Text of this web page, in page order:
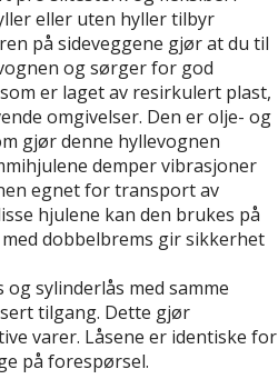
eller uten hyller tilbyr
på sideveggene gjør at du til
og sørger for god
er laget av resirkulert plast,
omgivelser. Den er olje- og
gjør denne hyllevognen
demper vibrasjoner
egnet for transport av
hjulene kan den brukes på
dobbelbrems gir sikkerhet
sylinderlås med samme
tilgang. Dette gjør
varer. Låsene er identiske for
på forespørsel.